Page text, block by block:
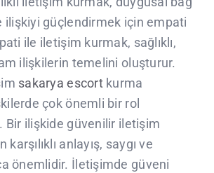
ilişkiyi güçlendirmek için empati
ile iletişim kurmak, sağlıklı,
ilişkilerin temelini oluşturur.
sakarya escortkurma
çok önemli bir rol
Bir ilişkide güvenilir iletişim
anlayış, saygı ve
önemlidir. İletişimde güveni